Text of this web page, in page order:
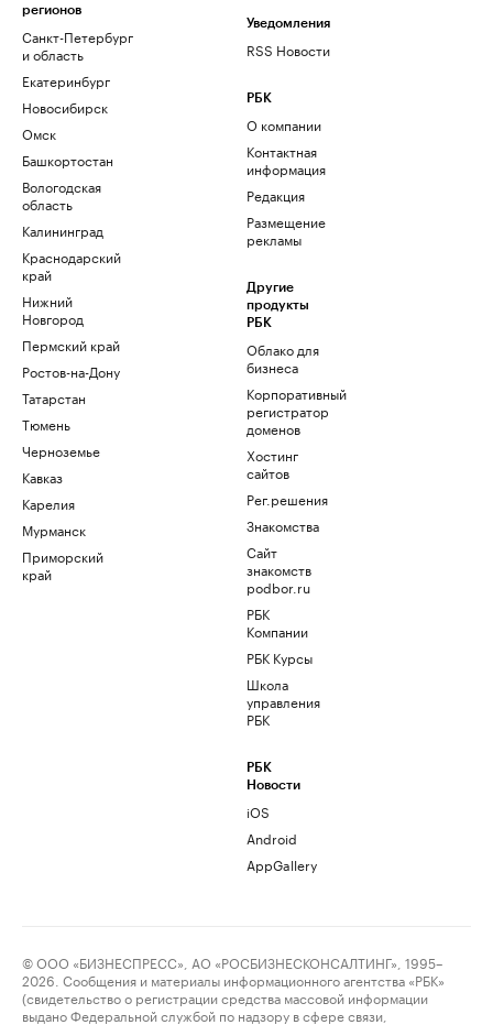
регионов
Санкт-Петербург
и область
Екатеринбург
Новосибирск
Омск
Башкортостан
Вологодская
область
Калининград
Краснодарский
край
Нижний
Новгород
Пермский край
Ростов-на-Дону
Татарстан
Тюмень
Черноземье
Кавказ
Карелия
Мурманск
Приморский
край
Уведомления
RSS Новости
РБК
О компании
Контактная
информация
Редакция
Размещение
рекламы
Другие
продукты
РБК
Облако для
бизнеса
Корпоративный
регистратор
доменов
Хостинг
сайтов
Рег.решения
Знакомства
Сайт
знакомств
podbor.ru
РБК
Компании
РБК Курсы
Школа
управления
РБК
РБК
Новости
iOS
Android
AppGallery
© ООО «БИЗНЕСПРЕСС», АО «РОСБИЗНЕСКОНСАЛТИНГ», 1995–
2026. Сообщения и материалы информационного агентства «РБК»
(свидетельство о регистрации средства массовой информации
выдано Федеральной службой по надзору в сфере связи,